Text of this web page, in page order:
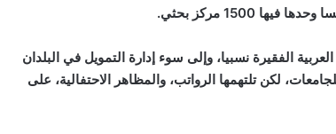
الفقيرة نسبيا، وإلى سوء إدارة التمويل في البلدان
لكن تلتهمها الرواتب، والمظاهر الاحتفالية، على